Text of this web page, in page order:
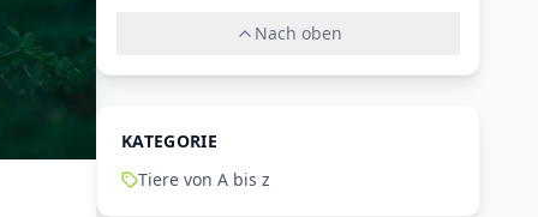
Nach oben
KATEGORIE
Tiere von A bis z